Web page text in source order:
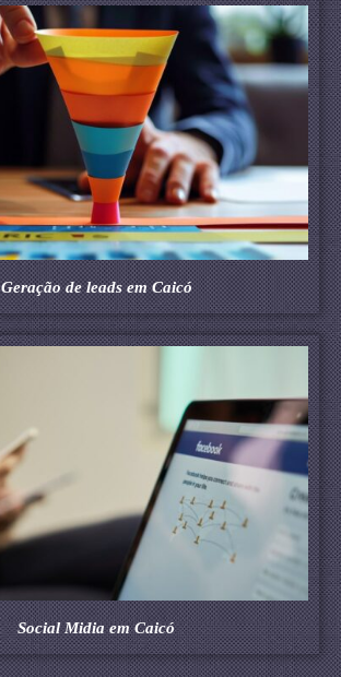
Geração de leads em Caicó
Social Midia em Caicó